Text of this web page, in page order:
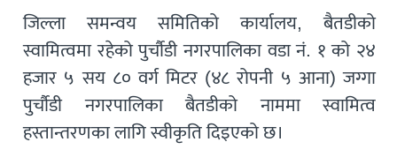
जिल्ला समन्वय समितिको कार्यालय, बैतडीको
स्वामित्वमा रहेको पुर्चौडी नगरपालिका वडा नं. १ को २४
हजार ५ सय ८० वर्ग मिटर (४८ रोपनी ५ आना) जग्गा
पुर्चौडी नगरपालिका बैतडीको नाममा स्वामित्व
हस्तान्तरणका लागि स्वीकृति दिइएको छ।